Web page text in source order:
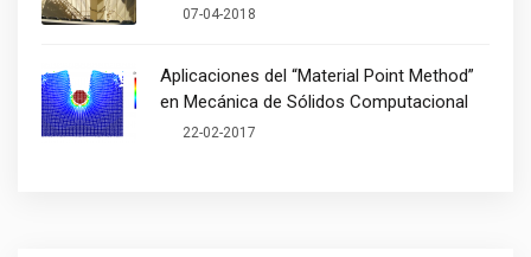
07-04-2018
Aplicaciones del “Material Point Method”
en Mecánica de Sólidos Computacional
22-02-2017